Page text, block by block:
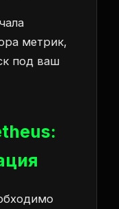
метрик,
под ваш